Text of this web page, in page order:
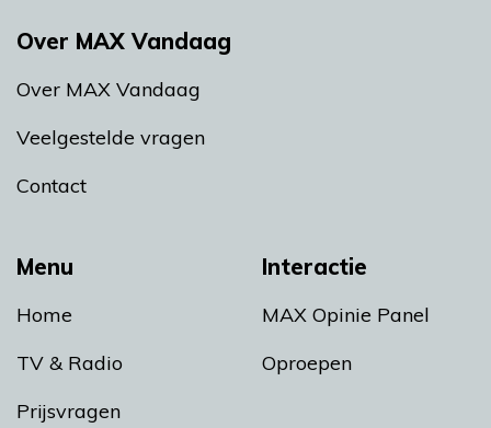
Menu
Home
TV & Radio
Prijsvragen
Interactie
MAX Opinie Panel
Oproepen
Over MAX Vandaag
Over MAX Vandaag
Veelgestelde vragen
Contact